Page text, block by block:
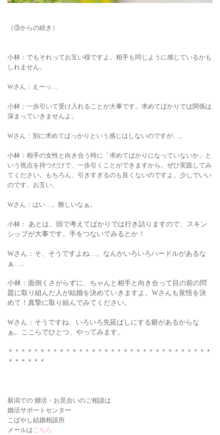
（③からの続き）
小林：でもそれってお互い様ですよ。相手も同じように感じているかも
しれません。
Wさん ：えーっ…
小林：一歩引いて受け入れることが大事です。求めてばかりでは関係は
深まっていきませんよ。
Wさん：別に求めてばっかりという感じはしないのですが…。
小林：相手の女性と向き合う時に「求めてばかりになっていないか」と
いう視点を持つだけで、一歩引くことができますから。ぜひ実践してみ
てください。もちろん、引きすぎるのも良くないのですよ。少しでいい
のです、お互い。
Wさん：はい…。難しいなぁ。
小林：
あとは、頭で考えてばかりでは行き詰りますので、スキン
シップが大事です。手をつないでみるとか！
Wさん：そ、そうですよね…。なんかいろいろハードルがあるな
ぁ…。
小林：面倒くさがらずに、ちゃんと相手と向き合って目の前の問
題に取り組んだ人が結婚を決めていきますよ。Wさんも覚悟を決
めて！真摯に取り組んでみてください。
Wさん：そうですね、いろいろ先延ばしにする癖があるからな
ぁ。ここらでひとつ、やってみます。
＊＊＊＊＊＊＊＊＊＊＊＊＊＊＊＊＊＊＊＊＊＊＊＊＊＊＊＊＊＊＊＊
＊＊＊＊＊＊
新潟での 婚活・お見合いのご相談は
婚活サポートセンター
こばやし結婚相談所
メールはこちら